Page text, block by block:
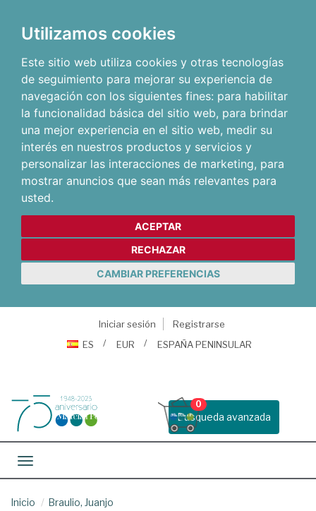
Utilizamos cookies
Este sitio web utiliza cookies y otras tecnologías
de seguimiento para mejorar su experiencia de
navegación con los siguientes fines: para habilitar
la funcionalidad básica del sitio web, para brindar
una mejor experiencia en el sitio web, medir su
interés en nuestros productos y servicios y
personalizar las interacciones de marketing, para
mostrar anuncios que sean más relevantes para
usted.
ACEPTAR
RECHAZAR
CAMBIAR PREFERENCIAS
Iniciar sesión
Registrarse
ES
EUR ESPAÑA PENINSULAR
Busqueda avanzada
0
Toggle navigation
Inicio Braulio, Juanjo